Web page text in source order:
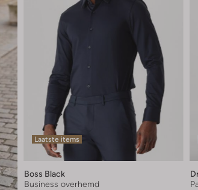
Laatste items
Boss Black
Business overhemd